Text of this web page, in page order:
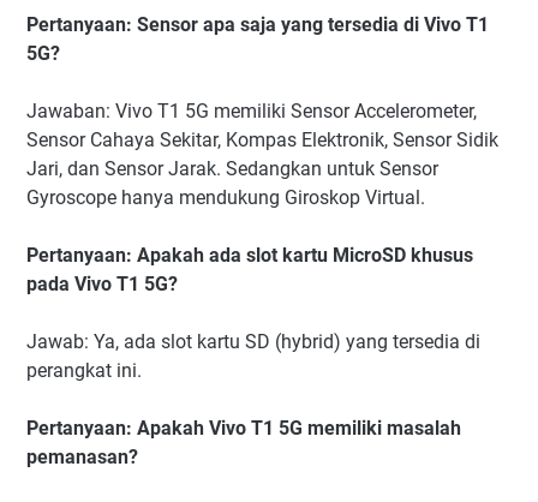
Pertanyaan: Sensor apa saja yang tersedia di Vivo T1
5G?
Jawaban: Vivo T1 5G memiliki Sensor Accelerometer,
Sensor Cahaya Sekitar, Kompas Elektronik, Sensor Sidik
Jari, dan Sensor Jarak. Sedangkan untuk Sensor
Gyroscope hanya mendukung Giroskop Virtual.
Pertanyaan: Apakah ada slot kartu MicroSD khusus
pada Vivo T1 5G?
Jawab: Ya, ada slot kartu SD (hybrid) yang tersedia di
perangkat ini.
Pertanyaan: Apakah Vivo T1 5G memiliki masalah
pemanasan?